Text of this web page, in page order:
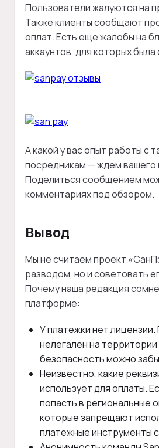
Пользователи жалуются на
Также клиенты сообщают
оплат. Есть еще жалобы на
аккаунтов, для которых была
А какой у вас опыт работы с
посредникам — ждем вашего
Поделиться сообщением
комментариях под обзором.
Вывод
Мы не считаем проект
разводом, но и советовать
Почему наша редакция
платформе:
У платежки нет
нелегален на
безопасность можно
Неизвестно, какие
использует для оплаты.
попасть в региональные
которые запрещают
платежные инструменты